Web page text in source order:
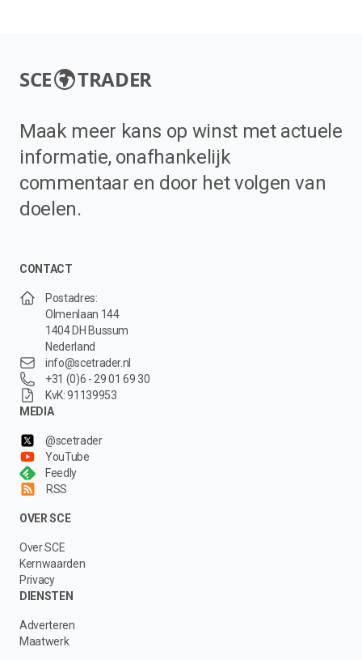
SCE TRADER
Maak meer kans op winst met actuele
informatie, onafhankelijk
commentaar en door het volgen van
doelen.
CONTACT
Postadres:
Olmenlaan 144
1404 DH Bussum
Nederland
info@scetrader.nl
+31 (0)6 - 29 01 69 30
KvK: 91139953
MEDIA
@scetrader
YouTube
Feedly
RSS
OVER SCE
Over SCE
Kernwaarden
Privacy
DIENSTEN
Adverteren
Maatwerk